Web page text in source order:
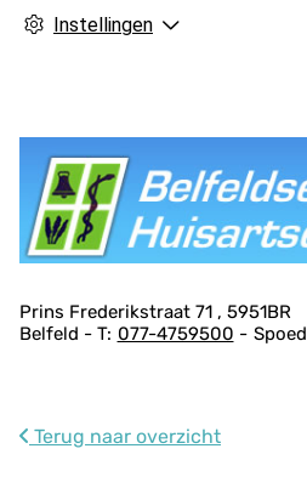
Instellingen
A
d
s
Prins Frederikstraat 71
5951BR
Belfeld
077-4759500 Spoed
Terug naar overzicht